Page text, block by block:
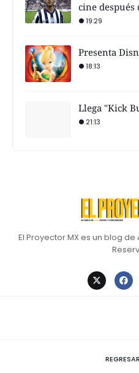
cine después
19:29
Presenta
18:13
Llega "Kick
21:13
El Proyector MX es un blog